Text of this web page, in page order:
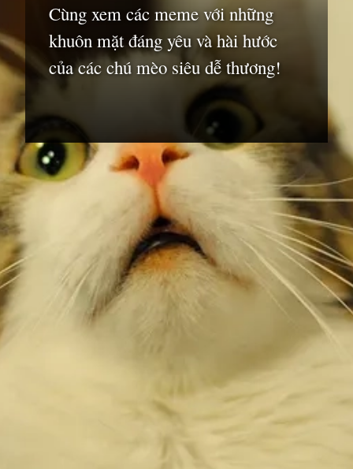
Cùng xem các meme với những
khuôn mặt đáng yêu và hài hước
của các chú mèo siêu dễ thương!